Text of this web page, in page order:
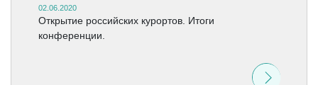
02.06.2020
Открытие российских курортов. Итоги
конференции.